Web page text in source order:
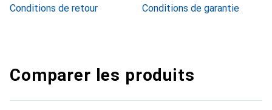
Conditions de retour
Conditions de garantie
Comparer les produits